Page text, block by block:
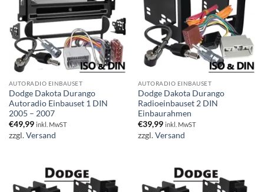
AUTORADIO EINBAUSET
Dodge Dakota Durango
Autoradio Einbauset 1 DIN
2005 – 2007
€49,99 inkl. MwST
zzgl.Versand
AUTORADIO EINBAUSET
Dodge Dakota Durango
Radioeinbauset 2 DIN
Einbaurahmen
€39,99 inkl. MwST
zzgl.Versand